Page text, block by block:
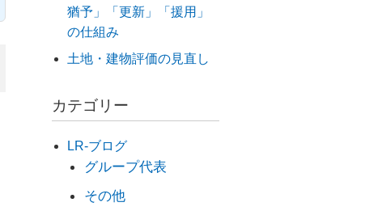
猶予」「更新」「援用」
の仕組み
土地・建物評価の見直し
カテゴリー
LR-ブログ
グループ代表
その他